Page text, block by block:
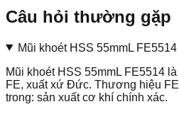
Câu hỏi thường gặp
Mũi khoét HSS 55mmL
Mũi khoét HSS 55mmL FE5514
FE, xuất xứ Đức. Thương hiệu
trong: sản xuất cơ khí chính xác.